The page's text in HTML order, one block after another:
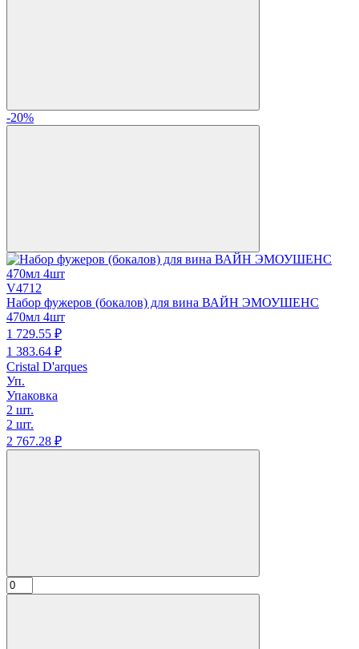
-20%
V4712
Набор фужеров (бокалов) для вина ВАЙН ЭМОУШЕНС
470мл 4шт
1 729.55 ₽
1 383.64 ₽
Cristal D'arques
Уп.
Упаковка
2 шт.
2 шт.
2 767.28 ₽